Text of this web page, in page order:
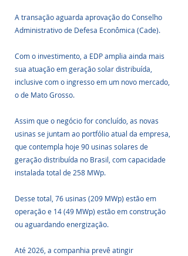
A transação aguarda aprovação do Conselho
Administrativo de Defesa Econômica (Cade).
Com o investimento, a EDP amplia ainda mais
sua atuação em geração solar distribuída,
inclusive com o ingresso em um novo mercado,
o de Mato Grosso.
Assim que o negócio for concluído, as novas
usinas se juntam ao portfólio atual da empresa,
que contempla hoje 90 usinas solares de
geração distribuída no Brasil, com capacidade
instalada total de 258 MWp.
Desse total, 76 usinas (209 MWp) estão em
operação e 14 (49 MWp) estão em construção
ou aguardando energização.
Até 2026, a companhia prevê atingir